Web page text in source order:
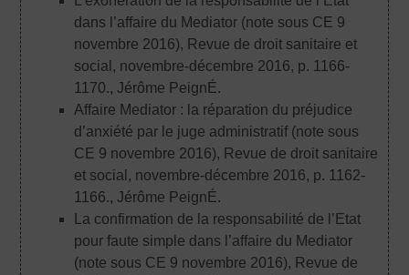
dans l’affaire du Mediator (note sous CE 9
novembre 2016), Revue de droit sanitaire et
social, novembre-décembre 2016, p. 1166-
1170., Jérôme PeignÉ.
Affaire Mediator : la réparation du préjudice
d’anxiété par le juge administratif (note sous
CE 9 novembre 2016), Revue de droit sanitaire
et social, novembre-décembre 2016, p. 1162-
1166., Jérôme PeignÉ.
La confirmation de la responsabilité de l’Etat
pour faute simple dans l’affaire du Mediator
(note sous CE 9 novembre 2016), Revue de